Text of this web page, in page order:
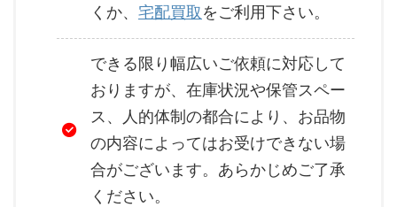
くか、 宅配買取をご利用下さい。
できる限り幅広いご依頼に対応して
おりますが、在庫状況や保管スペー
ス、人的体制の都合により、お品物
の内容によってはお受けできない場
合がございます。あらかじめご了承
ください。